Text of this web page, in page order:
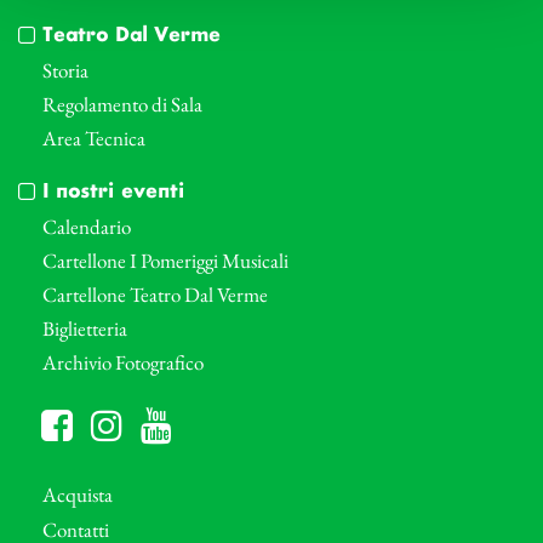
Teatro Dal Verme
Storia
Regolamento di Sala
Area Tecnica
I nostri eventi
Calendario
Cartellone I Pomeriggi Musicali
Cartellone Teatro Dal Verme
Biglietteria
Archivio Fotografico
Acquista
Contatti